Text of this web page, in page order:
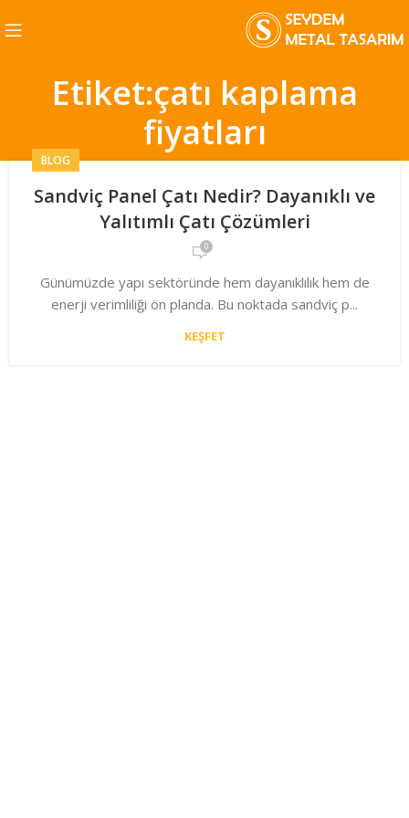
Etiket:çatı kaplama
fiyatları
BLOG
Sandviç Panel Çatı Nedir? Dayanıklı ve
Yalıtımlı Çatı Çözümleri
0
Günümüzde yapı sektöründe hem dayanıklılık hem de
enerji verimliliği ön planda. Bu noktada sandviç p...
KEŞFET